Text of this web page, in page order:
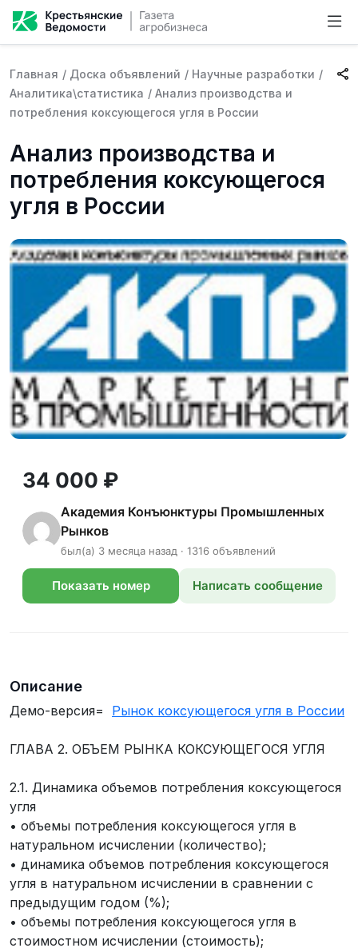
Главная / Доска объявлений / Научные разработки /
Аналитика\статистика / Анализ производства и
потребления коксующегося угля в России
Анализ производства и
потребления коксующегося
угля в России
34 000 ₽
Академия Конъюнктуры Промышленных
Рынков
был(а) 3 месяца назад · 1316 объявлений
Показать номер Написать сообщение
Описание
Демо-версия= Рынок коксующегося угля в России
ГЛАВА 2. ОБЪЕМ РЫНКА КОКСУЮЩЕГОСЯ УГЛЯ
2.1. Динамика объемов потребления коксующегося
угля
• объемы потребления коксующегося угля в
натуральном исчислении (количество);
• динамика объемов потребления коксующегося
угля в натуральном исчислении в сравнении с
предыдущим годом (%);
• объемы потребления коксующегося угля в
стоимостном исчислении (стоимость);